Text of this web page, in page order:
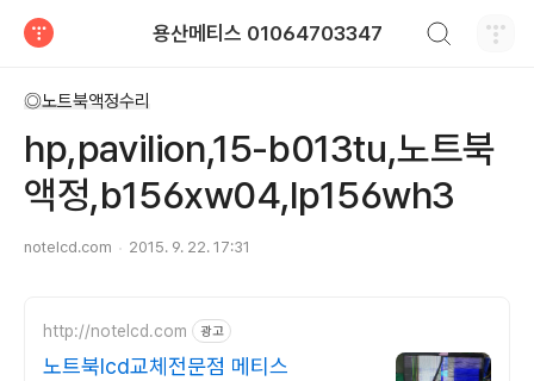
용산메티스 01064703347
◎노트북액정수리
hp,pavilion,15-b013tu,노트북
액정,b156xw04,lp156wh3
notelcd.com 2015. 9. 22. 17:31
http://notelcd.com 광고
노트북lcd교체전문점 메티스